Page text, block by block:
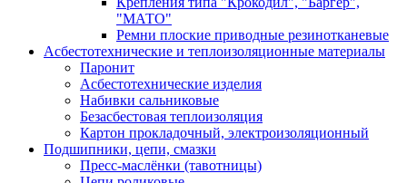
"МАТО"
Ремни плоские приводные резинотканевые
Асбестотехнические и теплоизоляционные материалы
Паронит
Асбестотехнические изделия
Набивки сальниковые
Безасбестовая теплоизоляция
Картон прокладочный, электроизоляционный
Подшипники, цепи, смазки
Пресс-маслёнки (тавотницы)